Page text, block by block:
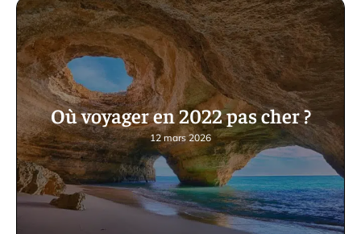
Où voyager en 2022 pas cher ?
12 mars 2026